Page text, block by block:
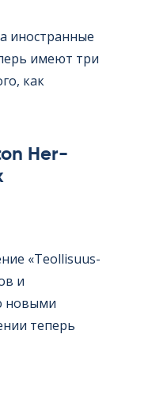
иностранные
имеют три
как
Her­
«Teol­li­suus­
и
новыми
теперь